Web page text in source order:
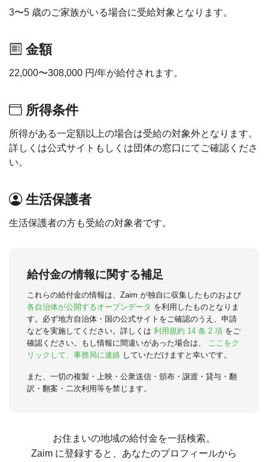
3〜5 歳のご家族がいる場合に受給対象となります。
金額
22,000〜308,000 円/年が給付されます。
所得条件
所得がある一定額以上の場合は受給の対象外となります。
詳しくは公式サイトもしくは団体の窓口にてご確認くださ
い。
生活保護者
生活保護者の方も受給の対象者です。
給付金の情報に関する補足
これらの給付金の情報は、Zaim が独自に収集したものおよび
各自治体が公開するオープンデータ を利用したものとなりま
す。必ず地方自治体・国の公式サイトをご確認のうえ、申請
などを実施してください。詳しくは 利用規約 14 条 2 項 をご
確認ください。もし情報に間違いがあった場合は、
ここをク
リックして、事務局に連絡 していただけますと幸いです。
また、一切の複製・上映・公衆送信・頒布・譲渡・貸与・翻
訳・翻案・二次利用等を禁じます。
お住まいの地域の給付金を一括検索。
Zaim に登録すると、あなたのプロフィールから